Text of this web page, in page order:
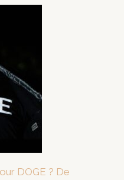
DOGE ? De